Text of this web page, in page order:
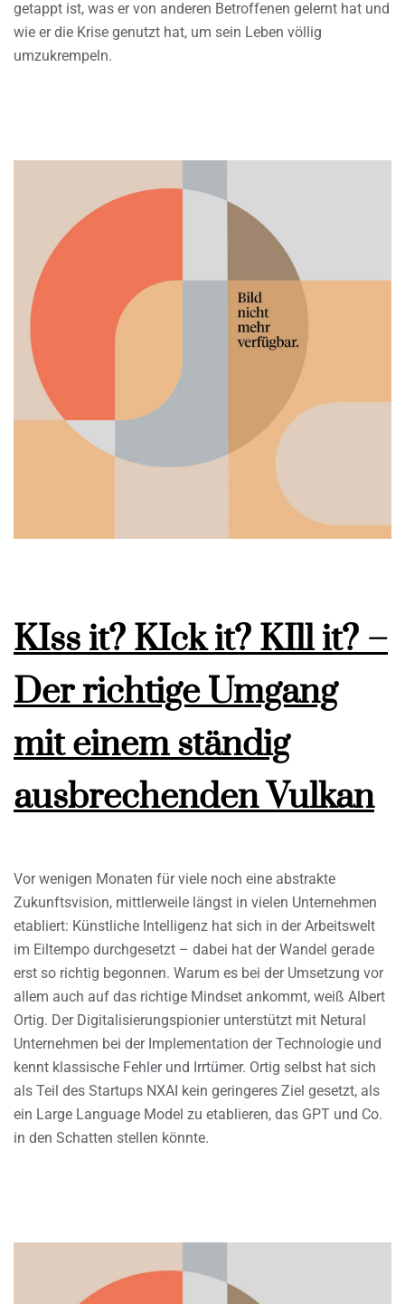
getappt ist, was er von anderen Betroffenen gelernt hat und
wie er die Krise genutzt hat, um sein Leben völlig
umzukrempeln.
KIss it? KIck it? KIll it? –
Der richtige Umgang
mit einem ständig
ausbrechenden Vulkan
Vor wenigen Monaten für viele noch eine abstrakte
Zukunftsvision, mittlerweile längst in vielen Unternehmen
etabliert: Künstliche Intelligenz hat sich in der Arbeitswelt
im Eiltempo durchgesetzt – dabei hat der Wandel gerade
erst so richtig begonnen. Warum es bei der Umsetzung vor
allem auch auf das richtige Mindset ankommt, weiß Albert
Ortig. Der Digitalisierungspionier unterstützt mit Netural
Unternehmen bei der Implementation der Technologie und
kennt klassische Fehler und Irrtümer. Ortig selbst hat sich
als Teil des Startups NXAI kein geringeres Ziel gesetzt, als
ein Large Language Model zu etablieren, das GPT und Co.
in den Schatten stellen könnte.